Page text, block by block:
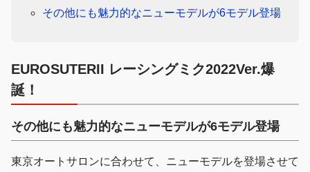
その他にも魅力的なニューモデルが6モデル登場
EUROSUTERII レーシングミク2022Ver.爆
誕！
その他にも魅力的なニューモデルが6モデル登場
東京オートサロンに合わせて、ニューモデルを登場させて